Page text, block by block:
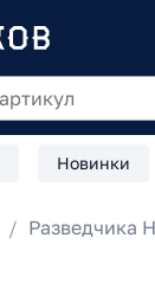
Новинки
Разведчика